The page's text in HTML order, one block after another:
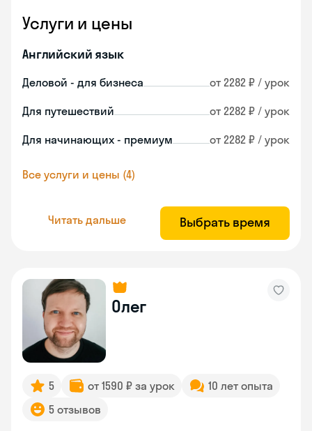
Услуги и цены
Английский язык
Деловой - для бизнеса от 2282 ₽ / урок
Для путешествий от 2282 ₽ / урок
Для начинающих - премиум от 2282 ₽ / урок
Все услуги и цены (4)
Читать дальше Выбрать время
Олег
5 от 1590 ₽ за урок
10 лет опыта
5 отзывов